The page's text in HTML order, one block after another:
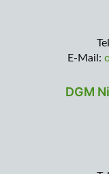
E-Mail:
DGM